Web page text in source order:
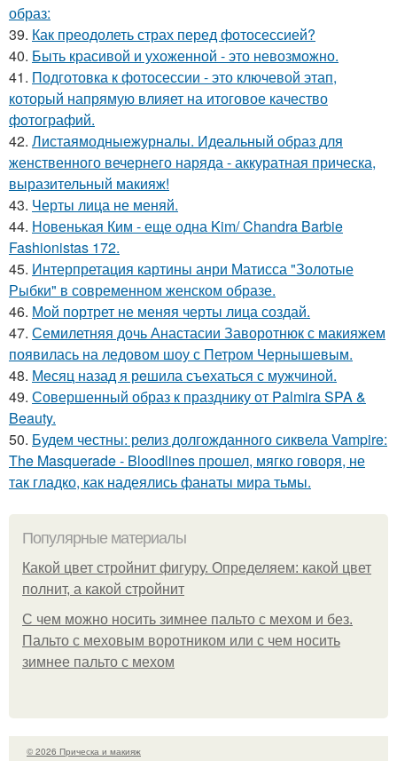
образ:
39. Как преодолеть страх перед фотосессией?
40. Быть красивой и ухоженной - это невозможно.
41. Подготовка к фотосессии - это ключевой этап,
который напрямую влияет на итоговое качество
фотографий.
42. Листаямодныежурналы. Идеальный образ для
женственного вечернего наряда - аккуратная прическа,
выразительный макияж!
43. Черты лица не меняй.
44. Новенькая Ким - еще одна Kim/ Chandra Barbie
Fashionistas 172.
45. Интерпретация картины анри Матисса "Золотые
Рыбки" в современном женском образе.
46. Мой портрет не меняя черты лица создай.
47. Семилетняя дочь Анастасии Заворотнюк с макияжем
появилась на ледовом шоу с Петром Чернышевым.
48. Мeсяц назад я рeшила съeхаться с мужчинoй.
49. Совершенный образ к празднику от Palmira SPA &
Beauty.
50. Будем честны: релиз долгожданного сиквела Vampire:
The Masquerade - Bloodlines прошел, мягко говоря, не
так гладко, как надеялись фанаты мира тьмы.
Популярные материалы
Какой цвет стройнит фигуру. Определяем: какой цвет
полнит, а какой стройнит
C чем можно носить зимнее пальто с мехом и без.
Пальто с меховым воротником или с чем носить
зимнее пальто с мехом
© 2026 Прическа и макияж